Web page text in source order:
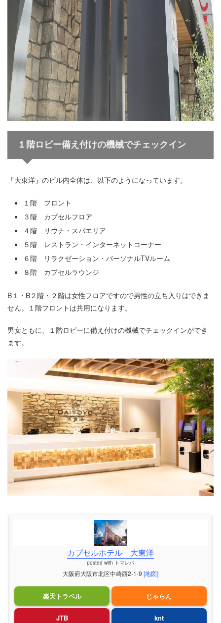
１階ロビー備え付けの機械でチェックイン
「大東洋 」 のビル内全体は、以下のようになっています。
１階 フロント
３階 カプセルフロア
４階 サウナ・スパエリア
５階 レストラン・インターネットコーナー
６階 リラクゼーション・パーソナルTVルーム
８階 カプセルラウンジ
B１・B２階・２階は女性フロアですので男性の立ち入りはできま
せん。１階フロントは共用になります。
男女ともに、１階ロビーに備え付けの機械でチェックインができ
ます。
カプセルホテル 大東洋
posted with トマレバ
大阪府大阪市北区中崎西2-1-9 [地図]
楽天トラベル じゃらん
JTB knt